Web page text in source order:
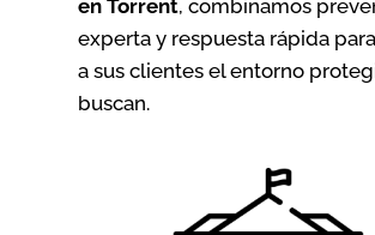
en Torrent, combinamos
experta y respuesta rápida
a sus clientes el entorno
buscan.